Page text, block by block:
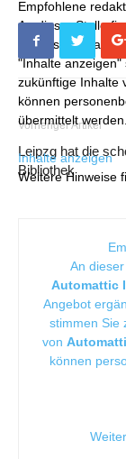
Empfohlene
An dieser Stelle
die unser
"Inhalte anzeigen"
zukünftige Inhalte
können
übermittelt werden.
Inhalte anzeigen
Weitere Hinweise
Vorheriger Artikel
Leipzg hat die
Bibliothek
An
Automattic
Angebot
stimmen Sie
von
können